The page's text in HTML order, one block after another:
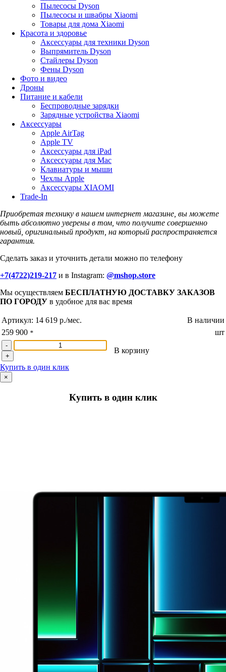
Пылесосы Dyson
Пылесосы и швабры Xiaomi
Товары для дома Xiaomi
Красота и здоровье
Аксессуары для техники Dyson
Выпрямитель Dyson
Стайлеры Dyson
Фены Dyson
Фото и видео
Дроны
Питание и кабели
Беспроводные зарядки
Зарядные устройства Xiaomi
Аксессуары
Apple AirTag
Apple TV
Аксессуары для iPad
Аксессуары для Mac
Клавиатуры и мыши
Чехлы Apple
Аксессуары XIAOMI
Trade-In
Приобретая технику в нашем интернет магазине, вы можете
быть абсолютно уверены в том, что получите совершенно
новый, оригинальный продукт, на который распространяется
гарантия.
Сделать заказ и уточнить детали можно по телефону
+7(4722)219-217 и в Instagram: @mshop.store
Мы осуществляем БЕСПЛАТНУЮ ДОСТАВКУ ЗАКАЗОВ
ПО ГОРОДУ в удобное для вас время
Артикул: 14 619 р./мес.
В наличии
259 900 * шт
-
+
В корзину
Купить в один клик
×
Купить в один клик